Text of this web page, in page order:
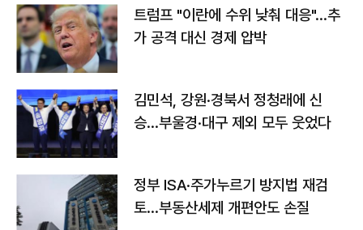
트럼프 "이란에 수위 낮춰 대응"…추
가 공격 대신 경제 압박
김민석, 강원·경북서 정청래에 신
승…부울경·대구 제외 모두 웃었다
정부 ISA·주가누르기 방지법 재검
토…부동산세제 개편안도 손질